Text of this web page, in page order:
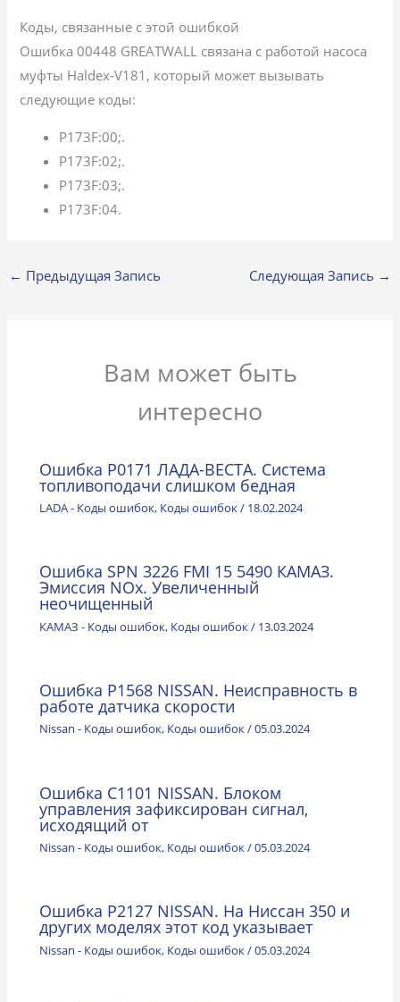
Коды, связанные с этой ошибкой
Ошибка 00448 GREATWALL связана с работой насоса
муфты Haldex-V181, который может вызывать
следующие коды:
P173F:00;.
P173F:02;.
P173F:03;.
P173F:04.
← Предыдущая Запись Следующая Запись →
Вам может быть
интересно
Ошибка P0171 ЛАДА-ВЕСТА. Система
топливоподачи слишком бедная
LADA - Коды ошибок, Коды ошибок/ 18.02.2024
Ошибка SPN 3226 FMI 15 5490 КАМАЗ.
Эмиссия NOx. Увеличенный
неочищенный
КАМАЗ - Коды ошибок, Коды ошибок/ 13.03.2024
Ошибка P1568 NISSAN. Неисправность в
работе датчика скорости
Nissan - Коды ошибок, Коды ошибок/05.03.2024
Ошибка C1101 NISSAN. Блоком
управления зафиксирован сигнал,
исходящий от
Nissan - Коды ошибок, Коды ошибок/05.03.2024
Ошибка P2127 NISSAN. На Ниссан 350 и
других моделях этот код указывает
Nissan - Коды ошибок, Коды ошибок/05.03.2024